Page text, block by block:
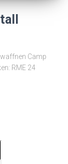
Camp
RME 24